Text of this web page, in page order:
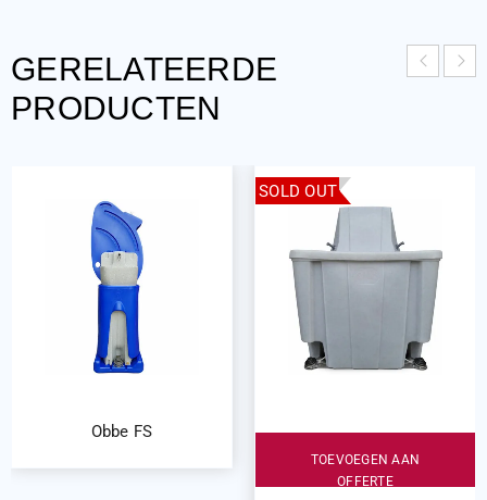
GERELATEERDE
PRODUCTEN
Obbe FS
SOLD OUT
TOEVOEGEN AAN
OFFERTE